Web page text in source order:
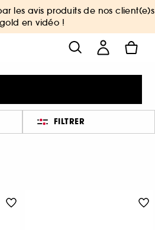
les avis produits de nos client(e)s
gold en vidéo !
FILTRER